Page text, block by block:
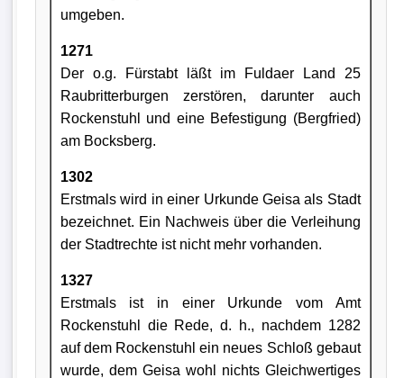
umgeben.
1271
Der o.g. Fürstabt läßt im Fuldaer Land 25
Raubritterburgen zerstören, darunter auch
Rockenstuhl und eine Befestigung (Berg­fried)
am Bocksberg.
1302
Erstmals wird in einer Urkunde Geisa als Stadt
bezeichnet. Ein Nachweis über die Verleihung
der Stadtrechte ist nicht mehr vor­handen.
1327
Erstmals ist in einer Urkunde vom Amt
Rockenstuhl die Rede, d. h., nachdem 1282
auf dem Rockenstuhl ein neues Schloß gebaut
wurde, dem Geisa wohl nichts Gleichwertiges